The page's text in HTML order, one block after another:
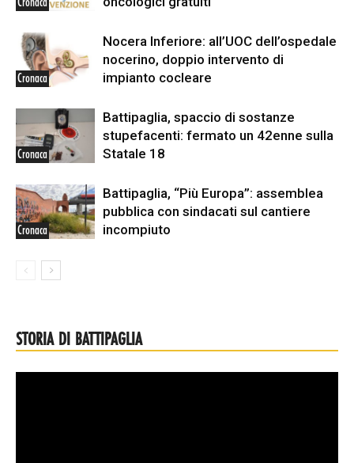
Cronaca
Nocera Inferiore: all’UOC dell’ospedale
nocerino, doppio intervento di
impianto cocleare
Cronaca
Battipaglia, spaccio di sostanze
stupefacenti: fermato un 42enne sulla
Statale 18
Cronaca
Battipaglia, “Più Europa”: assemblea
pubblica con sindacati sul cantiere
incompiuto
STORIA DI BATTIPAGLIA